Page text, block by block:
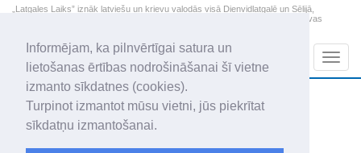
Informējam, ka pilnvērtīgai satura un
lietošanas ērtības nodrošināšanai šī vietne
izmanto sīkdatnes (cookies).
Turpinot izmantot mūsu vietni, jūs piekrītat
sīkdatņu izmantošanai.
„Latgales Laiks” iznāk latviešu un krievu valodās visā Dienvidlatgalē un Sēlijā,
„Latgales Laiks” latviešu valodā aptver Daugavpils valstspilsētu, Augšdaugavas
2026. gada 9. augusts
Svētdiena
Genovefa, Genoveva, Madara
+17.2